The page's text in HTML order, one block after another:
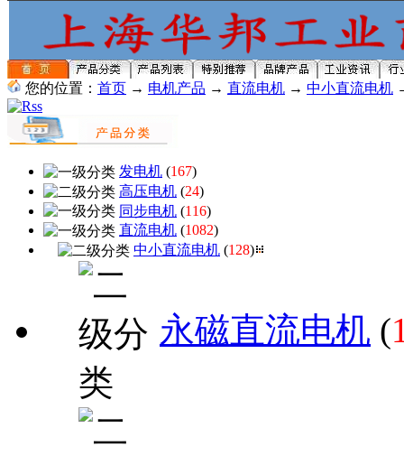
您的位置： 首页 → 电机产品 → 直流电机 → 中小直流电机
发电机 (167)
高压电机 (24)
同步电机 (116)
直流电机 (1082)
中小直流电机 (128)
永磁直流电机 (